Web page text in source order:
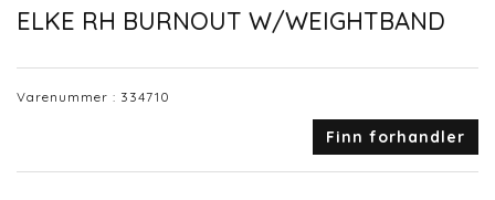
ELKE RH BURNOUT W/WEIGHTBAND
Varenummer : 334710
Finn forhandler